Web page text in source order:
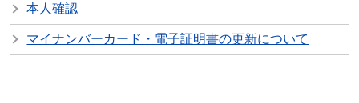
本人確認
マイナンバーカード・電子証明書の更新について